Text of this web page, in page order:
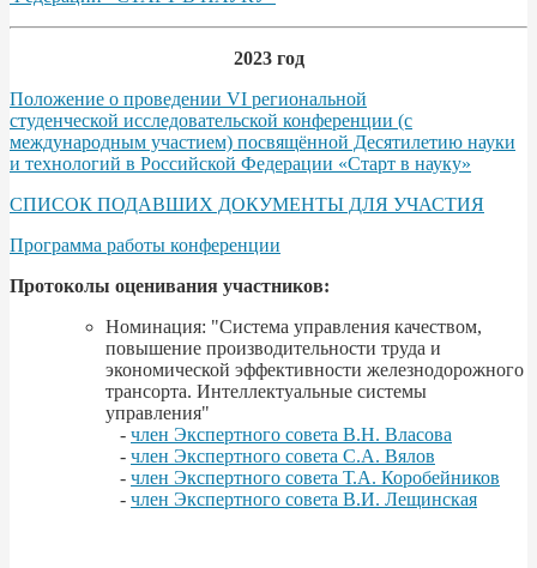
2023 год
Положение о проведении VI региональной
студенческой исследовательской конференции (с
международным участием) посвящённой Десятилетию науки
и технологий в Российской Федерации «Старт в науку»
СПИСОК ПОДАВШИХ ДОКУМЕНТЫ ДЛЯ УЧАСТИЯ
Программа работы конференции
Протоколы оценивания участников:
Номинация: "Система управления качеством,
повышение производительности труда и
экономической эффективности железнодорожного
трансорта. Интеллектуальные системы
управления"
- член Экспертного совета В.Н. Власова
- член Экспертного совета С.А. Вялов
- член Экспертного совета Т.А. Коробейников
- член Экспертного совета В.И. Лещинская